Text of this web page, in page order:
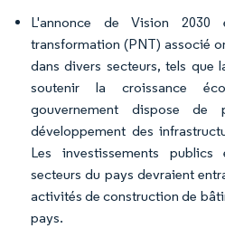
L'annonce de Vision
transformation (PNT) associé
dans divers secteurs, tels que
soutenir la croissance
gouvernement dispose de
développement des
Les investissements
secteurs du pays devraient
activités de construction de
pays.